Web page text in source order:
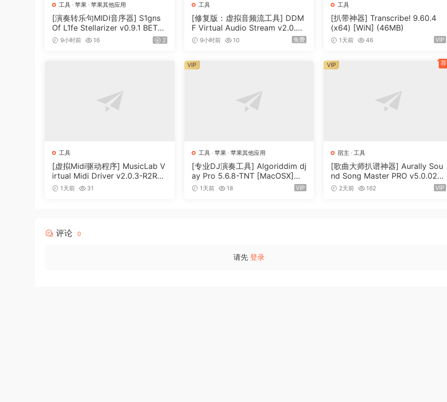
Conventional music players (whether hardware such as a CD player or an iPod, or software such as Windows
Media Player or iTunes) are really designed for people who want to listen to whole tracks. They are very
your computer’s hard disk as a sound file then you can use Transcribe! instead. Transcribe! offers many
adding markers and textual annotations so you can easily navigate around the track. Transcribe! also has a
piano keyboard displayed on screen which you can click to play reference notes.
and outputting musical notation or midi – this would be nice, but is a currently unsolved research problem.
The spectrum analysis feature is very useful for working out those hard-to-hear chords, but you must still use
your ear and brain to decide which of the peaks in the spectrum are notes being played, which are merely
harmonics, and which are just the result of noise and broad-spectrum instruments such as drums. If you have
quicker and easier.
has a “Record” facility for recording from analog sources such as cassette or vinyl. It displays the audio
工具 · 苹果 · 苹果其他应用
[演奏转乐句MIDI音序器] S1gns
Of L1fe Stellarizer v0.9.1 BETA-
ARCADiA [WiN, MacOSX]（22
9小时前 16 2
工具
[修复版：虚拟音频流工具] DDM
F Virtual Audio Stream v2.0.2
x32 x64 Rev5-itUsed [WiN]（5
9小时前 10 免费
工具
[扒带神器] Transcribe! 9.60.4
(x64) [WiN] (46MB)
1天前 46 VIP
工具
[虚拟Midi驱动程序] MusicLab V
irtual Midi Driver v2.0.3-R2R
[WiN]（0.5MB）
1天前 31
工具· 苹果· 苹果其他应用
[专业DJ演奏工具] Algoriddim dj
ay Pro 5.6.8-TNT [MacOSX]
（290MB）
1天前 18 VIP
VIP
宿主 ·工具
[歌曲大师扒谱神器] Aurally Sou
nd Song Master PRO v5.0.02
[WiN]（355MB）
2天前 162 VIP
VIP 荐
评论 0
请先 登录